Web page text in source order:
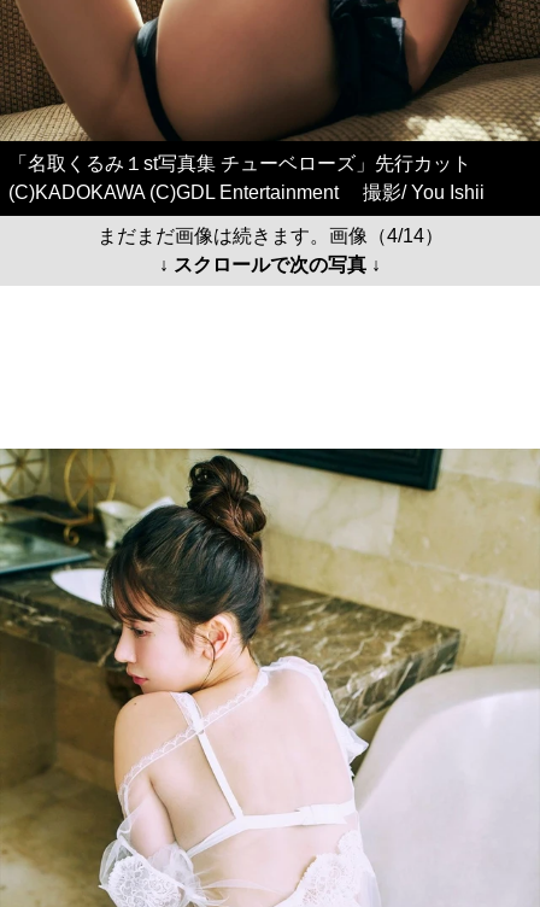
「名取くるみ１st写真集 チューベローズ」先行カット
(C)KADOKAWA (C)GDL Entertainment 撮影/ You Ishii
まだまだ画像は続きます。画像（4/14）
↓ スクロールで次の写真 ↓